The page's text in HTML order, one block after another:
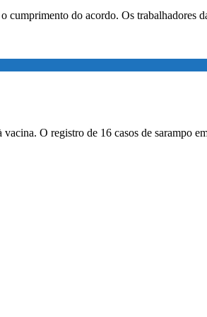
cumprimento do acordo. Os trabalhadores
O registro de 16 casos de sarampo